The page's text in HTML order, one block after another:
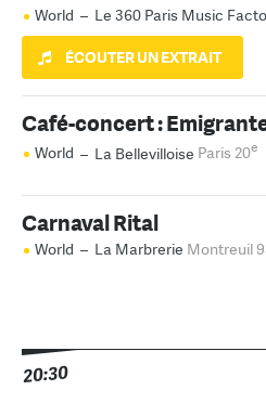
World – Le 360 Paris Music
ÉCOUTER UN EXTRAIT
Café-concert :
World – La Bellevilloise Paris 20e
Carnaval Rital
World – La Marbrerie Montreuil
20:30